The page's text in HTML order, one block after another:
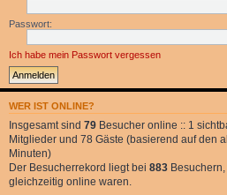
Passwort:
Ich habe mein Passwort vergessen
WER IST ONLINE?
Insgesamt sind 79 Besucher online :: 1
Mitglieder und 78 Gäste (basierend auf den
Minuten)
Der Besucherrekord liegt bei 883
gleichzeitig online waren.